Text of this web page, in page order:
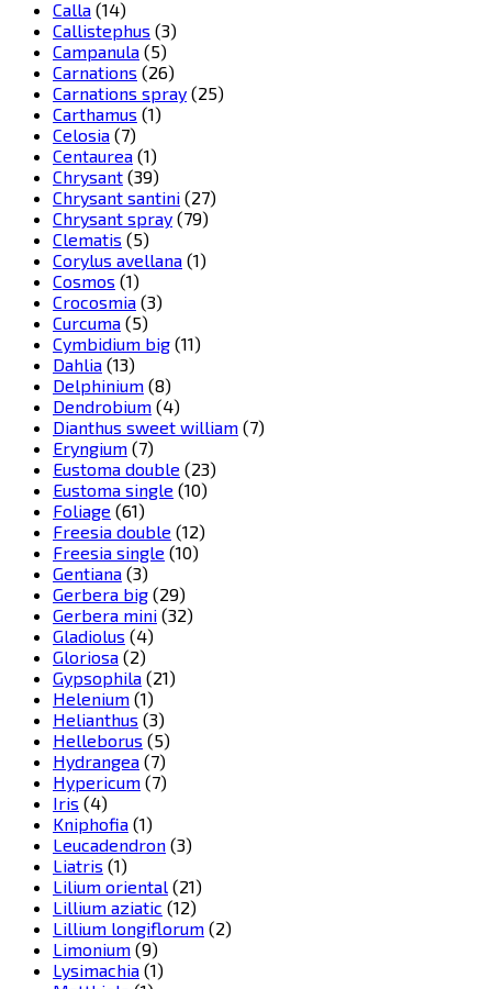
Calla (14)
Callistephus (3)
Campanula (5)
Carnations (26)
Carnations spray (25)
Carthamus (1)
Celosia (7)
Centaurea (1)
Chrysant (39)
Chrysant santini (27)
Chrysant spray (79)
Clematis (5)
Corylus avellana (1)
Cosmos (1)
Crocosmia (3)
Curcuma (5)
Cymbidium big (11)
Dahlia (13)
Delphinium (8)
Dendrobium (4)
Dianthus sweet william (7)
Eryngium (7)
Eustoma double (23)
Eustoma single (10)
Foliage (61)
Freesia double (12)
Freesia single (10)
Gentiana (3)
Gerbera big (29)
Gerbera mini (32)
Gladiolus (4)
Gloriosa (2)
Gypsophila (21)
Helenium (1)
Helianthus (3)
Helleborus (5)
Hydrangea (7)
Hypericum (7)
Iris (4)
Kniphofia (1)
Leucadendron (3)
Liatris (1)
Lilium oriental (21)
Lillium aziatic (12)
Lillium longiflorum (2)
Limonium (9)
Lysimachia (1)